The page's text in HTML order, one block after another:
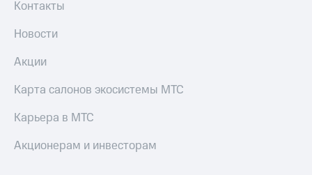
Контакты
Новости
Акции
Карта салонов экосистемы МТС
Карьера в МТС
Акционерам и инвесторам